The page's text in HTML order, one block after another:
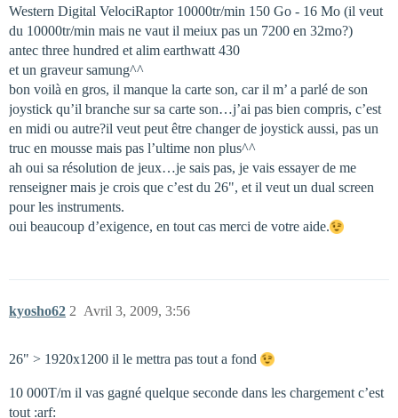
Western Digital VelociRaptor 10000tr/min 150 Go - 16 Mo (il veut
du 10000tr/min mais ne vaut il meiux pas un 7200 en 32mo?)
antec three hundred et alim earthwatt 430
et un graveur samung^^
bon voilà en gros, il manque la carte son, car il m’ a parlé de son
joystick qu’il branche sur sa carte son…j’ai pas bien compris, c’est
en midi ou autre?il veut peut être changer de joystick aussi, pas un
truc en mousse mais pas l’ultime non plus^^
ah oui sa résolution de jeux…je sais pas, je vais essayer de me
renseigner mais je crois que c’est du 26", et il veut un dual screen
pour les instruments.
oui beaucoup d’exigence, en tout cas merci de votre aide.
kyosho62 Avril 3, 2009, 3:56
2
26" > 1920x1200 il le mettra pas tout a fond
10 000T/m il vas gagné quelque seconde dans les chargement c’est
tout :arf: